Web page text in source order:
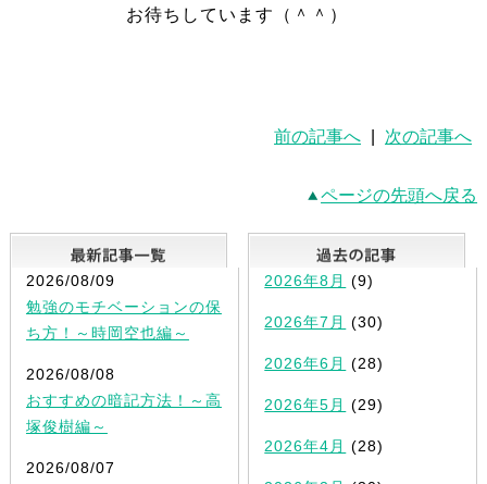
お待ちしています（＾＾）
前の記事へ 次の記事へ
ページの先頭へ戻る
最新記事一覧
2026/08/09
勉強のモチベーションの保
ち方！～時岡空也編～
2026/08/08
おすすめの暗記方法！～高
塚俊樹編～
2026/08/07
2026年8月 (9)
2026年7月 (30)
2026年6月 (28)
2026年5月 (29)
2026年4月 (28)